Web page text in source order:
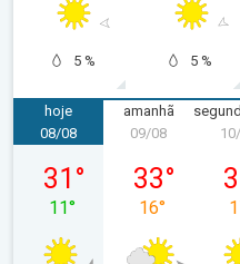
5 % 5 %
hoje
sábado, 08/08
08/08
31 °
11°
amanhã
domingo, 09/
09/08
33°
16°